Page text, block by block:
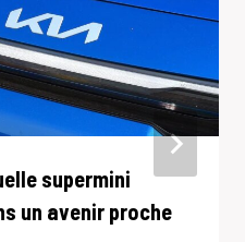
supermini
un avenir proche